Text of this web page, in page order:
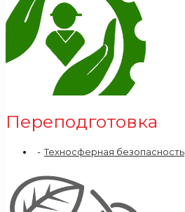
Переподготовка
Техносферная безопасность